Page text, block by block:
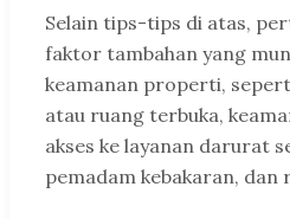
Selain tips-tips di atas,
faktor tambahan yang
keamanan properti,
atau ruang terbuka,
akses ke layanan darurat
pemadam kebakaran, dan